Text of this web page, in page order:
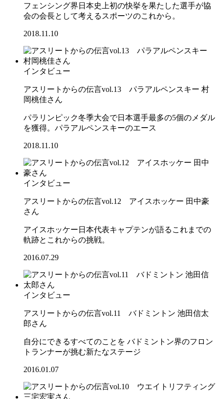
フェンシング界日本史上初の快挙を果たした選手が協
会の会長として考えるスポーツのこれから。
2018.11.10
インタビュー
アスリートからの伝言vol.13 パラアルペンスキー 村
岡桃佳さん
パラリンピック冬季大会で日本選手最多の5個のメダル
を獲得。パラアルペンスキーのエース
2018.11.10
インタビュー
アスリートからの伝言vol.12 アイスホッケー 田中豪
さん
アイスホッケー日本代表キャプテンが語るこれまでの
軌跡とこれからの挑戦。
2016.07.29
インタビュー
アスリートからの伝言vol.11 バドミントン 池田信太
郎さん
自分にできるすべてのことを バドミントン界のフロン
トランナーが挑む新たなステージ
2016.01.07